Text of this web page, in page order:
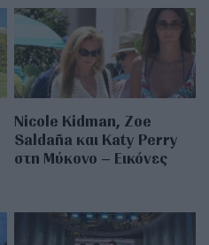
Nicole Kidman, Zoe
Saldaña και Katy Perry
στη Μύκονο – Εικόνες